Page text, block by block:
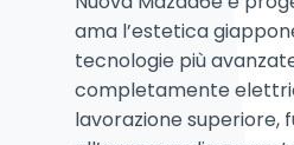
ama l’estetica
tecnologie più
completamente
lavorazione superiore,